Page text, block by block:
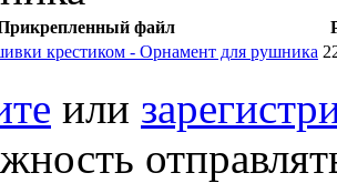
файл
крестиком - Орнамент для рушника
или